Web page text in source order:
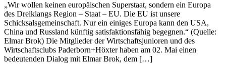
„Wir wollen keinen europäischen Superstaat, sondern ein Europa
des Dreiklangs Region – Staat – EU. Die EU ist unsere
Schicksalsgemeinschaft. Nur ein einiges Europa kann den USA,
China und Russland künftig satisfaktionsfähig begegnen.“ (Quelle:
Elmar Brok) Die Mitglieder der Wirtschaftsjunioren und des
Wirtschaftsclubs Paderborn+Höxter haben am 02. Mai einen
bedeutenden Dialog mit Elmar Brok, dem […]